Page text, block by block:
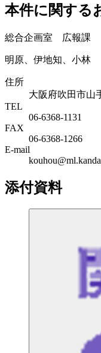
本件に関する
総合企画室 広報課
明原、伊地知、小林
住所
大阪府吹田市山
TEL
06-6368-1131
FAX
06-6368-1266
E-mail
添付資料